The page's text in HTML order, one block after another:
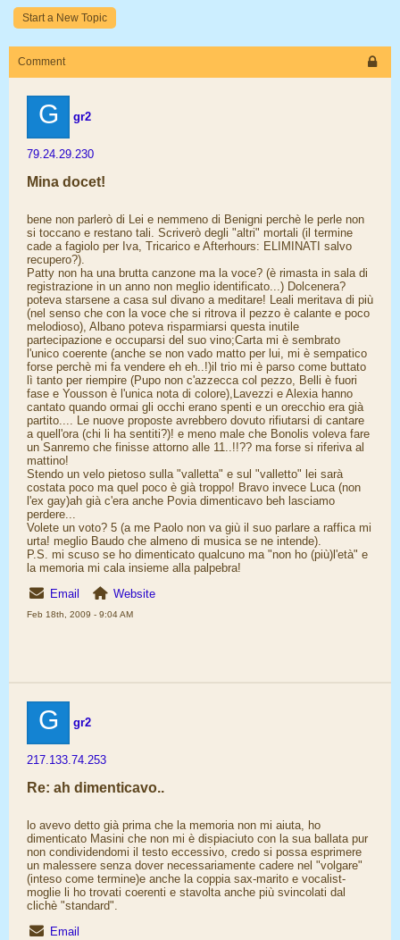
Start a New Topic
Comment
G gr2
79.24.29.230
Mina docet!
bene non parlerò di Lei e nemmeno di Benigni perchè le perle non
si toccano e restano tali. Scriverò degli "altri" mortali (il termine
cade a fagiolo per Iva, Tricarico e Afterhours: ELIMINATI salvo
recupero?).
Patty non ha una brutta canzone ma la voce? (è rimasta in sala di
registrazione in un anno non meglio identificato...) Dolcenera?
poteva starsene a casa sul divano a meditare! Leali meritava di più
(nel senso che con la voce che si ritrova il pezzo è calante e poco
melodioso), Albano poteva risparmiarsi questa inutile
partecipazione e occuparsi del suo vino;Carta mi è sembrato
l'unico coerente (anche se non vado matto per lui, mi è sempatico
forse perchè mi fa vendere eh eh..!)il trio mi è parso come buttato
lì tanto per riempire (Pupo non c'azzecca col pezzo, Belli è fuori
fase e Yousson è l'unica nota di colore),Lavezzi e Alexia hanno
cantato quando ormai gli occhi erano spenti e un orecchio era già
partito.... Le nuove proposte avrebbero dovuto rifiutarsi di cantare
a quell'ora (chi li ha sentiti?)! e meno male che Bonolis voleva fare
un Sanremo che finisse attorno alle 11..!!?? ma forse si riferiva al
mattino!
Stendo un velo pietoso sulla "valletta" e sul "valletto" lei sarà
costata poco ma quel poco è già troppo! Bravo invece Luca (non
l'ex gay)ah già c'era anche Povia dimenticavo beh lasciamo
perdere...
Volete un voto? 5 (a me Paolo non va giù il suo parlare a raffica mi
urta! meglio Baudo che almeno di musica se ne intende).
P.S. mi scuso se ho dimenticato qualcuno ma "non ho (più)l'età" e
la memoria mi cala insieme alla palpebra!
Email
Website
Feb 18th, 2009 - 9:04 AM
G gr2
217.133.74.253
Re: ah dimenticavo..
lo avevo detto già prima che la memoria non mi aiuta, ho
dimenticato Masini che non mi è dispiaciuto con la sua ballata pur
non condividendomi il testo eccessivo, credo si possa esprimere
un malessere senza dover necessariamente cadere nel "volgare"
(inteso come termine)e anche la coppia sax-marito e vocalist-
moglie li ho trovati coerenti e stavolta anche più svincolati dal
clichè "standard".
Email